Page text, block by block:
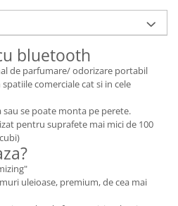
bluetooth
de parfumare/ odorizare portabil
comerciale cat si in cele
sau se poate monta pe perete.
pentru suprafete mai mici de 100
uleioase, premium, de cea mai